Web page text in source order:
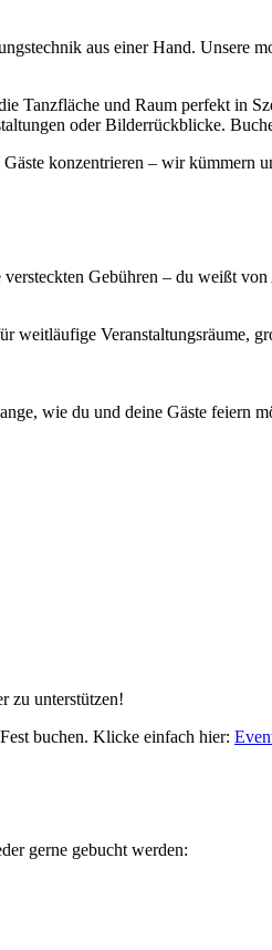
aus einer Hand. Unsere
und Raum perfekt in
oder Bilderrückblicke.
konzentrieren – wir kümmern
Gebühren – du weißt
weitläufige Veranstaltungsräume,
wie du und deine Gäste feiern
zu unterstützen!
buchen. Klicke einfach hier:
gerne gebucht werden: